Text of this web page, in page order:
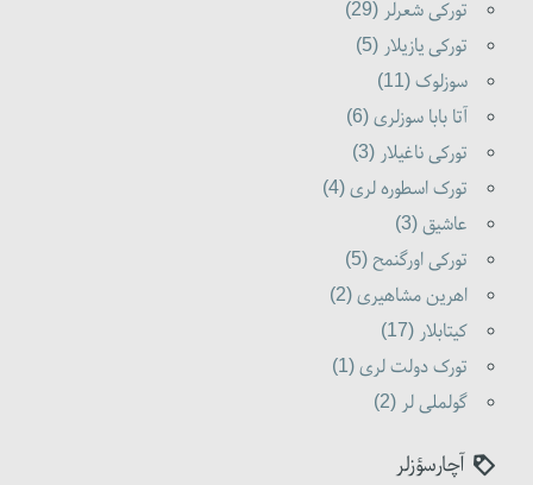
تورکی شعرلر (29)
تورکی یازیلار (5)
سوزلوک (11)
آتا بابا سوزلری (6)
تورکی ناغیلار (3)
تورک اسطوره لری (4)
عاشیق (3)
تورکی اورگنمح (5)
اهرین مشاهیری (2)
کیتابلار (17)
تورک دولت لری (1)
گولملی لر (2)
آچارسؤزلر